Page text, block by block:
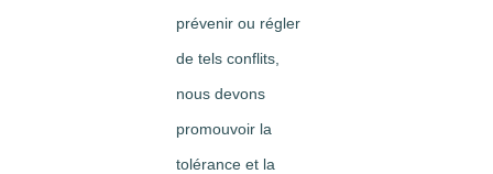
prévenir ou régler
de tels conflits,
nous devons
promouvoir la
tolérance et la